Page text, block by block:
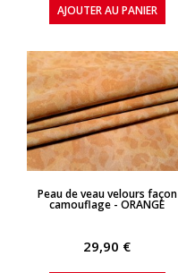
AJOUTER AU PANIER
APERÇU RAPIDE
Peau de veau velours façon
camouflage - ORANGE
29,90 €